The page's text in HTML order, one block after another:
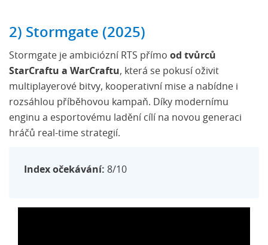
2) Stormgate (2025)
Stormgate je ambiciózní RTS přímo od tvůrců
StarCraftu a WarCraftu, která se pokusí oživit
multiplayerové bitvy, kooperativní mise a nabídne i
rozsáhlou příběhovou kampaň. Díky modernímu
enginu a esportovému ladění cílí na novou generaci
hráčů real-time strategií.
Index očekávání: 8/10